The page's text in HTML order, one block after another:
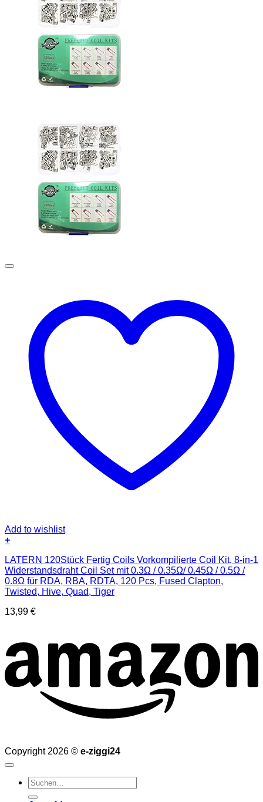
Add to wishlist
+
LATERN 120Stück Fertig Coils Vorkompilierte Coil Kit, 8-in-1
Widerstandsdraht Coil Set mit 0.3Ω / 0.35Ω/ 0.45Ω / 0.5Ω /
0.8Ω für RDA, RBA, RDTA, 120 Pcs, Fused Clapton,
Twisted, Hive, Quad, Tiger
13,99 €
Copyright 2026 © e-ziggi24
Suchen
nach: